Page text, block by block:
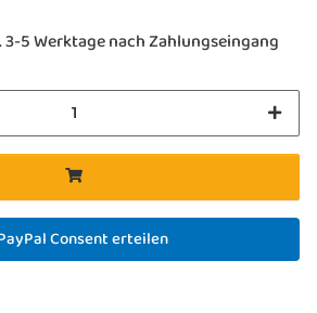
5 Werktage nach Zahlungseingang
Consent erteilen